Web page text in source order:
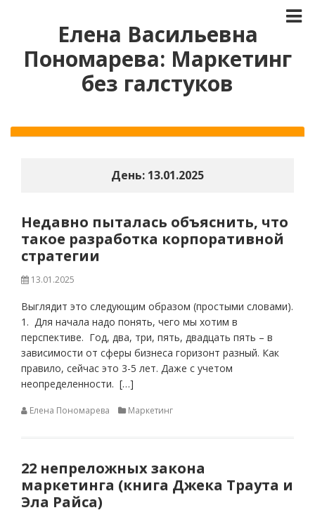
Елена Васильевна
Пономарева: Маркетинг
без галстуков
День: 13.01.2025
Недавно пыталась объяснить, что
такое разработка корпоративной
стратегии
13.01.2025
Выглядит это следующим образом (простыми словами).
1. Для начала надо понять, чего мы хотим в
перспективе. Год, два, три, пять, двадцать пять – в
зависимости от сферы бизнеса горизонт разный. Как
правило, сейчас это 3-5 лет. Даже с учетом
неопределенности. […]
Елена Пономарева Маркетинг
22 непреложных закона
маркетинга (книга Джека Траута и
Эла Райса)